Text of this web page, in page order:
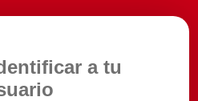
a tu